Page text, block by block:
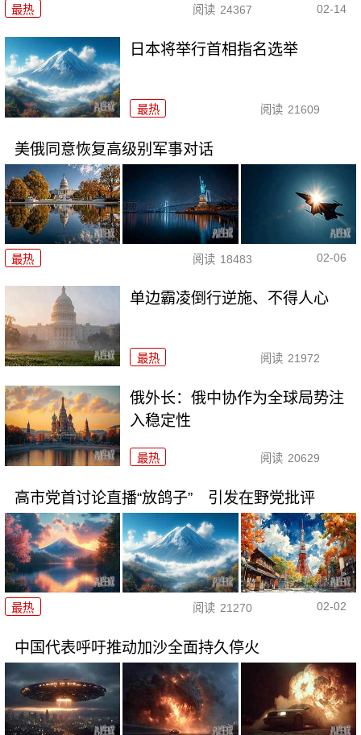
最热 阅读 24367 02-14
日本将举行首相指名选举
最热 阅读 21609
美俄同意恢复高级别军事对话
最热 阅读 18483 02-06
单边霸凌倒行逆施、不得人心
最热 阅读 21972
俄外长：俄中协作为全球局势注
入稳定性
最热 阅读 20629
高市党首讨论直播“放鸽子” 引发在野党批评
最热 阅读 21270 02-02
中国代表呼吁推动加沙全面持久停火